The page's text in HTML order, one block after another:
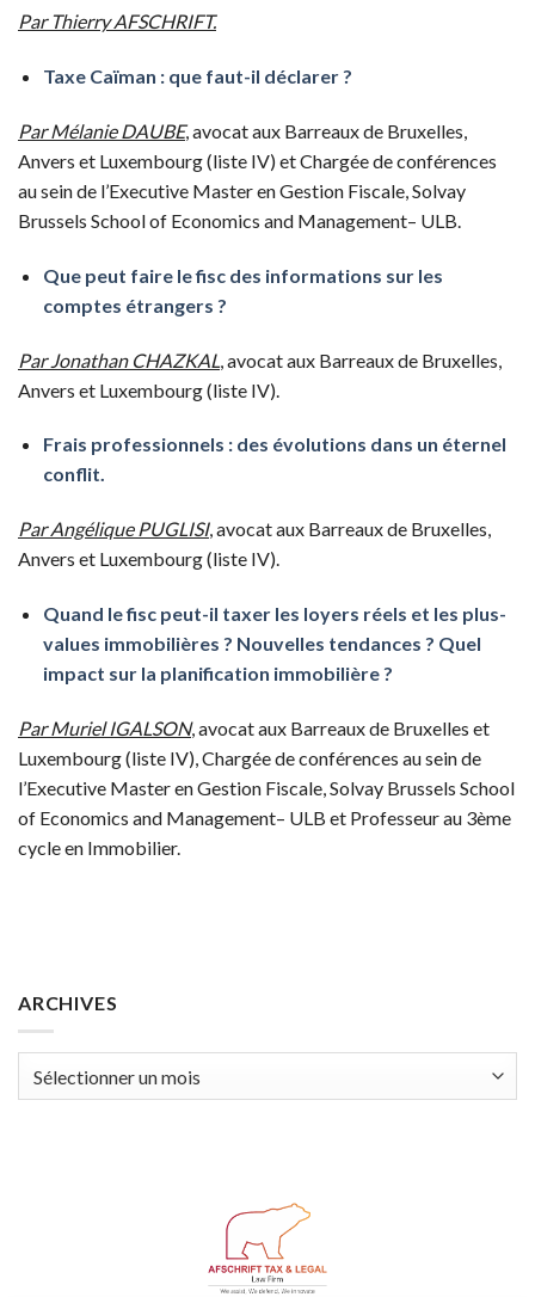
Par Thierry AFSCHRIFT.
Taxe Caïman : que faut-il déclarer ?
Par Mélanie DAUBE, avocat aux Barreaux de Bruxelles,
Anvers et Luxembourg (liste IV) et Chargée de conférences
au sein de l’Executive Master en Gestion Fiscale, Solvay
Brussels School of Economics and Management– ULB.
Que peut faire le fisc des informations sur les
comptes étrangers ?
Par Jonathan CHAZKAL , avocat aux Barreaux de Bruxelles,
Anvers et Luxembourg (liste IV).
Frais professionnels : des évolutions dans un éternel
conflit.
Par Angélique PUGLISI, avocat aux Barreaux de Bruxelles,
Anvers et Luxembourg (liste IV).
Quand le fisc peut-il taxer les loyers réels et les plus-
values immobilières ? Nouvelles tendances ? Quel
impact sur la planification immobilière ?
Par Muriel IGALSON, avocat aux Barreaux de Bruxelles et
Luxembourg (liste IV), Chargée de conférences au sein de
l’Executive Master en Gestion Fiscale, Solvay Brussels School
of Economics and Management– ULB et Professeur au 3ème
cycle en Immobilier.
ARCHIVES